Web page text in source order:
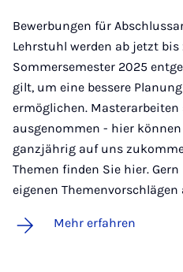
Bewerbungen für
Lehrstuhl werden ab jetzt bis
Sommersemester 2025
gilt, um eine bessere
ermöglichen.
ausgenommen - hier
ganzjährig auf uns
Themen finden Sie hier.
eigenen
Mehr erfahren